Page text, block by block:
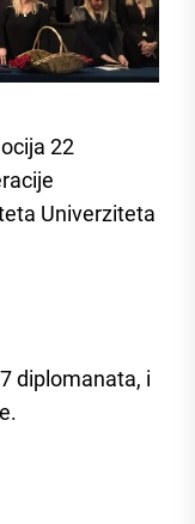
22
Univerziteta
diplomanata, i